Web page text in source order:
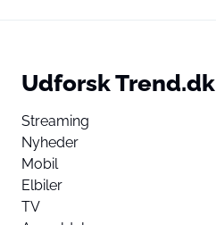
Udforsk Trend.dk
Streaming
Nyheder
Mobil
Elbiler
TV